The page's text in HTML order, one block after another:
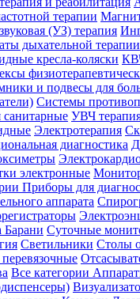
терапии
(УЗ) терапия
дыхательной терапии
кресла-коляски
и подвесы для
Системы
санитарные УВЧ
Электротерапия
диагностика
электронные
Приборы для
аппарата
Барани Суточные
Светильники Столы
Все категории